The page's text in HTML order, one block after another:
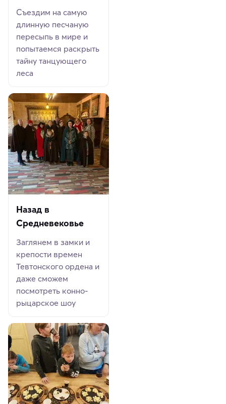
Съездим на самую
длинную песчаную
пересыпь в мире и
попытаемся раскрыть
тайну танцующего
леса
Назад в
Средневековье
Заглянем в замки и
крепости времен
Тевтонского ордена и
даже сможем
посмотреть конно-
рыцарское шоу